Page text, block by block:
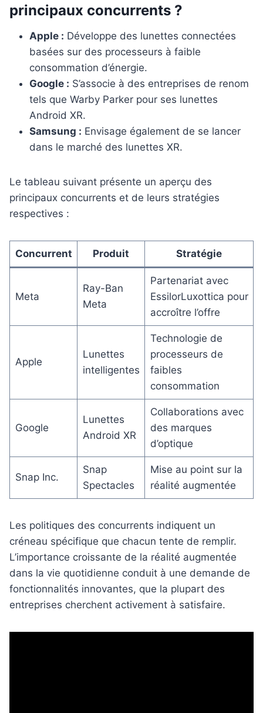
principaux concurrents ?
Apple : Développe des lunettes connectées
basées sur des processeurs à faible
consommation d’énergie.
Google : S’associe à des entreprises de renom
tels que Warby Parker pour ses lunettes
Android XR.
Samsung : Envisage également de se lancer
dans le marché des lunettes XR.
Le tableau suivant présente un aperçu des
principaux concurrents et de leurs stratégies
respectives :
Concurrent Produit Stratégie
Meta
Ray-Ban
Meta
Partenariat avec
EssilorLuxottica pour
accroître l’offre
Apple
Lunettes
intelligentes
Technologie de
processeurs de
faibles
consommation
Google
Lunettes
Android XR
Collaborations avec
des marques
d’optique
Snap Inc.
Snap
Spectacles
Mise au point sur la
réalité augmentée
Les politiques des concurrents indiquent un
créneau spécifique que chacun tente de remplir.
L’importance croissante de la réalité augmentée
dans la vie quotidienne conduit à une demande de
fonctionnalités innovantes, que la plupart des
entreprises cherchent activement à satisfaire.